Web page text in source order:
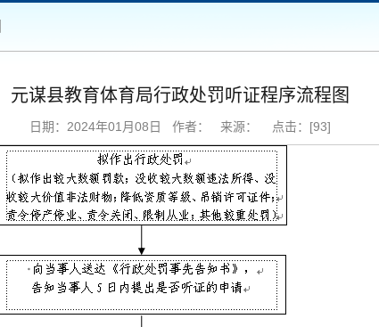
元谋县教育体育局行政处罚听证程序流程图
日期：2024年01月08日 作者： 来源： 点击：[93]